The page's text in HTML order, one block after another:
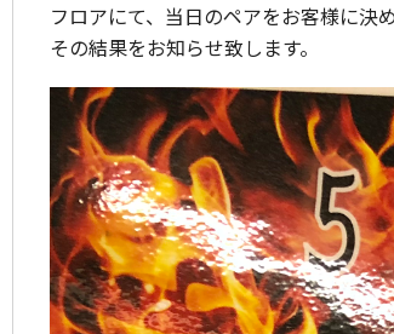
フロアにて、当日のペアをお客様に決
その結果をお知らせ致します。